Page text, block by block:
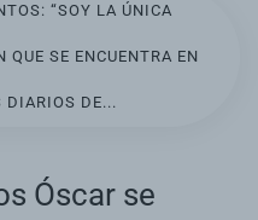
“SOY LA ÚNICA
SE ENCUENTRA EN
DIARIOS DE...
Óscar se